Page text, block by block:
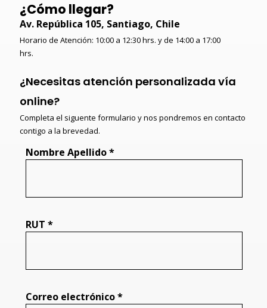
¿Cómo llegar?
Av. República 105, Santiago, Chile
Horario de Atención: 10:00 a 12:30 hrs. y de 14:00 a 17:00
hrs.
¿Necesitas atención personalizada vía
online?
Completa el siguente formulario y nos pondremos en contacto
contigo a la brevedad.
Nombre Apellido *
RUT *
Correo electrónico *